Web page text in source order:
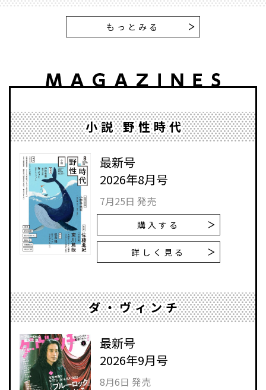
もっとみる
小説 野性時代
最新号
2026年8月号
7月25日 発売
購入する
詳しく見る
ダ・ヴィンチ
最新号
2026年9月号
8月6日 発売